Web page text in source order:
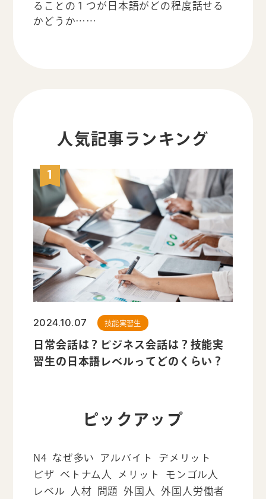
ることの１つが日本語がどの程度話せる
かどうか……
人気記事ランキング
2024.10.07 技能実習生
日常会話は？ビジネス会話は？技能実
習生の日本語レベルってどのくらい？
ピックアップ
N4 なぜ多い アルバイト
デメリット
ビザ
ベトナム人 メリット
モンゴル人
レベル
人材 問題 外国人
外国人労働者